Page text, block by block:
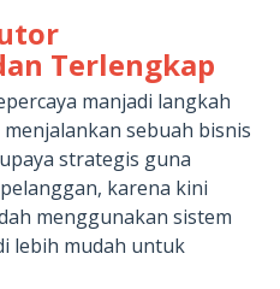
Terlengkap
manjadi langkah
sebuah bisnis
strategis guna
karena kini
menggunakan sistem
lebih mudah untuk